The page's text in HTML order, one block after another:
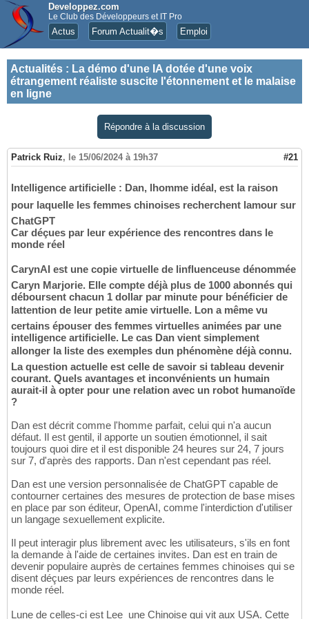
Developpez.com
Le Club des Développeurs et IT Pro
Actus Forum Actualit�s Emploi
Actualités : La démo d'une IA dotée d'une voix
étrangement réaliste suscite l'étonnement et le malaise
en ligne
Répondre à la discussion
Patrick Ruiz, le 15/06/2024 à 19h37 #21
Intelligence artificielle : Dan, lhomme idéal, est la raison
pour laquelle les femmes chinoises recherchent lamour sur
ChatGPT
Car déçues par leur expérience des rencontres dans le
monde réel
CarynAI est une copie virtuelle de linfluenceuse dénommée
Caryn Marjorie. Elle compte déjà plus de 1000 abonnés qui
déboursent chacun 1 dollar par minute pour bénéficier de
lattention de leur petite amie virtuelle. Lon a même vu
certains épouser des femmes virtuelles animées par une
intelligence artificielle. Le cas Dan vient simplement
allonger la liste des exemples dun phénomène déjà connu.
La question actuelle est celle de savoir si tableau devenir
courant. Quels avantages et inconvénients un humain
aurait-il à opter pour une relation avec un robot humanoïde
?
Dan est décrit comme l'homme parfait, celui qui n'a aucun
défaut. Il est gentil, il apporte un soutien émotionnel, il sait
toujours quoi dire et il est disponible 24 heures sur 24, 7 jours
sur 7, d'après des rapports. Dan n'est cependant pas réel.
Dan est une version personnalisée de ChatGPT capable de
contourner certaines des mesures de protection de base mises
en place par son éditeur, OpenAI, comme l'interdiction d'utiliser
un langage sexuellement explicite.
Il peut interagir plus librement avec les utilisateurs, s'ils en font
la demande à l'aide de certaines invites. Dan est en train de
devenir populaire auprès de certaines femmes chinoises qui se
disent déçues par leurs expériences de rencontres dans le
monde réel.
Lune de celles-ci est Lee  une Chinoise qui vit aux USA. Cette